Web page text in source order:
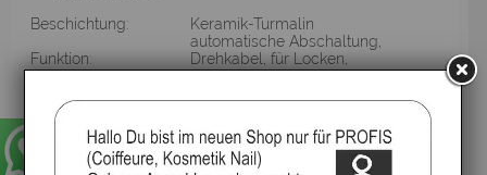
Beschichtung:
Keramik-Turmalin
Funktion:
automatische Abschaltung,
Drehkabel, für Locken,
Verriegelung
Plattengröße:
Temperatureinstellung:
▸Widerrufsbelehrung